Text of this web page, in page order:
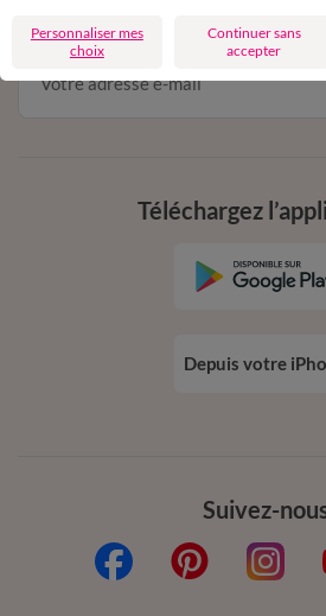
conditions dans votre email
Suivez-
Téléchargez
Depuis votre
Personnaliser mes
choix
Continuer sans
accepter